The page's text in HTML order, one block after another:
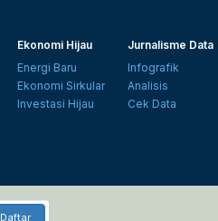
Ekonomi Hijau
Energi Baru
Ekonomi Sirkular
Investasi Hijau
Jurnalisme Data
Infografik
Analisis
Cek Data
Daftar